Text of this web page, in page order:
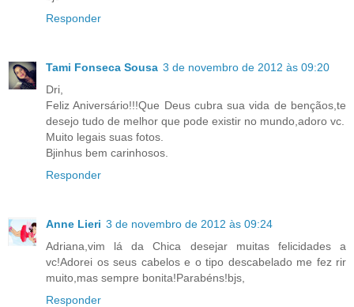
Responder
Tami Fonseca Sousa 3 de novembro de 2012 às 09:20
Dri,
Feliz Aniversário!!!Que Deus cubra sua vida de bençãos,te
desejo tudo de melhor que pode existir no mundo,adoro vc.
Muito legais suas fotos.
Bjinhus bem carinhosos.
Responder
Anne Lieri 3 de novembro de 2012 às 09:24
Adriana,vim lá da Chica desejar muitas felicidades a
vc!Adorei os seus cabelos e o tipo descabelado me fez rir
muito,mas sempre bonita!Parabéns!bjs,
Responder